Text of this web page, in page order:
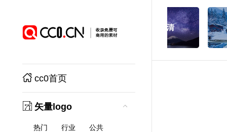
cc0首页
矢量logo
热门 行业
公共